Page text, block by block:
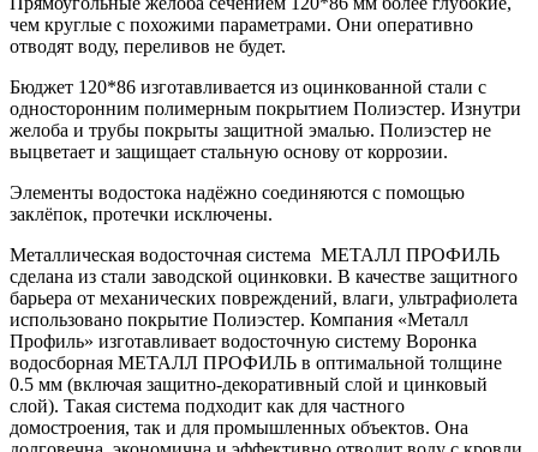
чем круглые с похожими параметрами. Они оперативно
отводят воду, переливов не будет.
Бюджет 120*86 изготавливается из оцинкованной стали с
односторонним полимерным покрытием Полиэстер. Изнутри
желоба и трубы покрыты защитной эмалью. Полиэстер не
выцветает и защищает стальную основу от коррозии.
Элементы водостока надёжно соединяются с помощью
заклёпок, протечки исключены.
Металлическая водосточная система МЕТАЛЛ ПРОФИЛЬ
сделана из стали заводской оцинковки. В качестве защитного
барьера от механических повреждений, влаги, ультрафиолета
использовано покрытие Полиэстер. Компания «Металл
Профиль» изготавливает водосточную систему Воронка
водосборная МЕТАЛЛ ПРОФИЛЬ в оптимальной толщине
0.5 мм (включая защитно-декоративный слой и цинковый
слой). Такая система подходит как для частного
домостроения, так и для промышленных объектов. Она